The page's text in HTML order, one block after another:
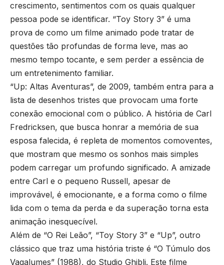
crescimento, sentimentos com os quais qualquer
pessoa pode se identificar. “Toy Story 3” é uma
prova de como um filme animado pode tratar de
questões tão profundas de forma leve, mas ao
mesmo tempo tocante, e sem perder a essência de
um entretenimento familiar.
“Up: Altas Aventuras”, de 2009, também entra para a
lista de desenhos tristes que provocam uma forte
conexão emocional com o público. A história de Carl
Fredricksen, que busca honrar a memória de sua
esposa falecida, é repleta de momentos comoventes,
que mostram que mesmo os sonhos mais simples
podem carregar um profundo significado. A amizade
entre Carl e o pequeno Russell, apesar de
improvável, é emocionante, e a forma como o filme
lida com o tema da perda e da superação torna esta
animação inesquecível.
Além de “O Rei Leão”, “Toy Story 3” e “Up”, outro
clássico que traz uma história triste é “O Túmulo dos
Vagalumes” (1988), do Studio Ghibli. Este filme